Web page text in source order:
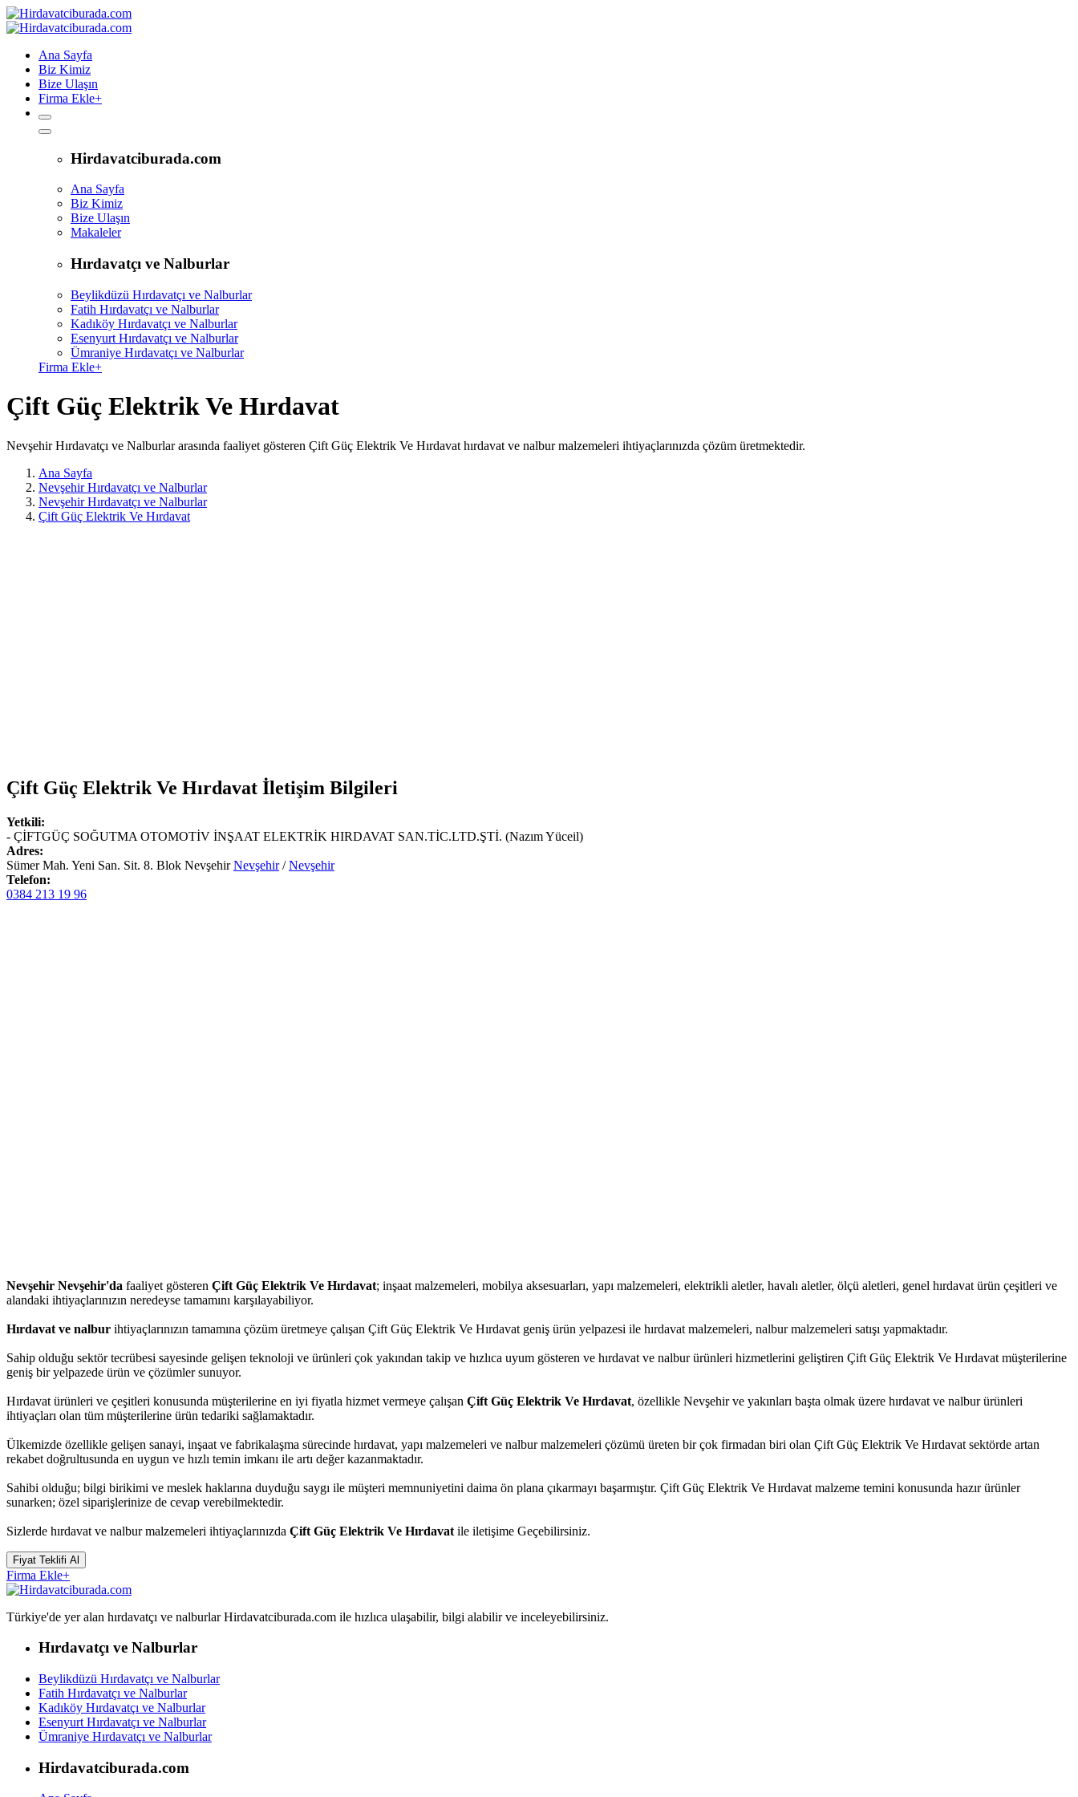
Ana Sayfa
Biz Kimiz
Bize Ulaşın
Firma Ekle+
Hirdavatciburada.com
Ana Sayfa
Biz Kimiz
Bize Ulaşın
Makaleler
Hırdavatçı ve Nalburlar
Beylikdüzü Hırdavatçı ve Nalburlar
Fatih Hırdavatçı ve Nalburlar
Kadıköy Hırdavatçı ve Nalburlar
Esenyurt Hırdavatçı ve Nalburlar
Ümraniye Hırdavatçı ve Nalburlar
Firma Ekle+
Çift Güç Elektrik Ve Hırdavat
Nevşehir Hırdavatçı ve Nalburlar arasında faaliyet gösteren Çift Güç Elektrik Ve Hırdavat hırdavat ve nalbur malzemeleri ihtiyaçlarınızda çözüm üretmektedir.
Ana Sayfa
Nevşehir Hırdavatçı ve Nalburlar
Nevşehir Hırdavatçı ve Nalburlar
Çift Güç Elektrik Ve Hırdavat
Çift Güç Elektrik Ve Hırdavat İletişim Bilgileri
Yetkili:
- ÇİFTGÜÇ SOĞUTMA OTOMOTİV İNŞAAT ELEKTRİK HIRDAVAT SAN.TİC.LTD.ŞTİ. (Nazım Yüceil)
Adres:
Sümer Mah. Yeni San. Sit. 8. Blok NevşehirNevşehir/Nevşehir
Telefon:
0384 213 19 96
Nevşehir Nevşehir'da faaliyet gösteren Çift Güç Elektrik Ve Hırdavat; inşaat malzemeleri, mobilya aksesuarları, yapı malzemeleri, elektrikli aletler, havalı aletler, ölçü aletleri, genel hırdavat ürün çeşitleri ve
alandaki ihtiyaçlarınızın neredeyse tamamını karşılayabiliyor.
Hırdavat ve nalbur ihtiyaçlarınızın tamamına çözüm üretmeye çalışan Çift Güç Elektrik Ve Hırdavat geniş ürün yelpazesi ile hırdavat malzemeleri, nalbur malzemeleri satışı yapmaktadır.
Sahip olduğu sektör tecrübesi sayesinde gelişen teknoloji ve ürünleri çok yakından takip ve hızlıca uyum gösteren ve hırdavat ve nalbur ürünleri hizmetlerini geliştiren Çift Güç Elektrik Ve Hırdavat müşterilerine
geniş bir yelpazede ürün ve çözümler sunuyor.
Hırdavat ürünleri ve çeşitleri konusunda müşterilerine en iyi fiyatla hizmet vermeye çalışan Çift Güç Elektrik Ve Hırdavat, özellikle Nevşehir ve yakınları başta olmak üzere hırdavat ve nalbur ürünleri
ihtiyaçları olan tüm müşterilerine ürün tedariki sağlamaktadır.
Ülkemizde özellikle gelişen sanayi, inşaat ve fabrikalaşma sürecinde hırdavat, yapı malzemeleri ve nalbur malzemeleri çözümü üreten bir çok firmadan biri olan Çift Güç Elektrik Ve Hırdavat sektörde artan
rekabet doğrultusunda en uygun ve hızlı temin imkanı ile artı değer kazanmaktadır.
Sahibi olduğu; bilgi birikimi ve meslek haklarına duyduğu saygı ile müşteri memnuniyetini daima ön plana çıkarmayı başarmıştır. Çift Güç Elektrik Ve Hırdavat malzeme temini konusunda hazır ürünler
sunarken; özel siparişlerinize de cevap verebilmektedir.
Sizlerde hırdavat ve nalbur malzemeleri ihtiyaçlarınızda Çift Güç Elektrik Ve Hırdavat ile iletişime Geçebilirsiniz.
Fiyat Teklifi Al
Firma Ekle+
Türkiye'de yer alan hırdavatçı ve nalburlar Hirdavatciburada.com ile hızlıca ulaşabilir, bilgi alabilir ve inceleyebilirsiniz.
Hırdavatçı ve Nalburlar
Beylikdüzü Hırdavatçı ve Nalburlar
Fatih Hırdavatçı ve Nalburlar
Kadıköy Hırdavatçı ve Nalburlar
Esenyurt Hırdavatçı ve Nalburlar
Ümraniye Hırdavatçı ve Nalburlar
Hirdavatciburada.com